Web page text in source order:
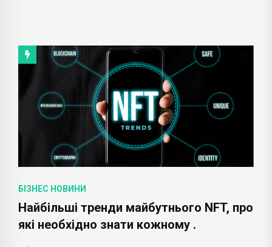
БІЗНЕС НОВИНИ
Найбільші тренди майбутнього NFT, про
які необхідно знати кожному .